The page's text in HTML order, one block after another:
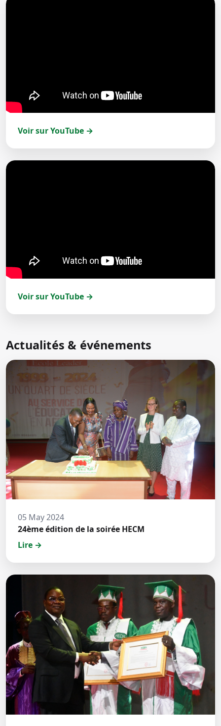
Voir sur YouTube →
Voir sur YouTube →
Actualités & événements
05 May 2024
24ème édition de la soirée HECM
Lire →